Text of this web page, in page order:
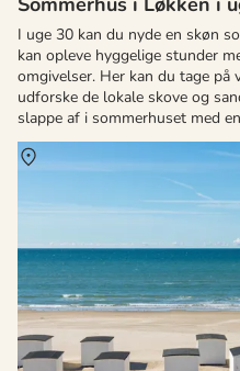
I uge 30 kan du nyde en skøn
kan opleve hyggelige stunder
omgivelser. Her kan du tage på
udforske de lokale skove og
slappe af i sommerhuset med